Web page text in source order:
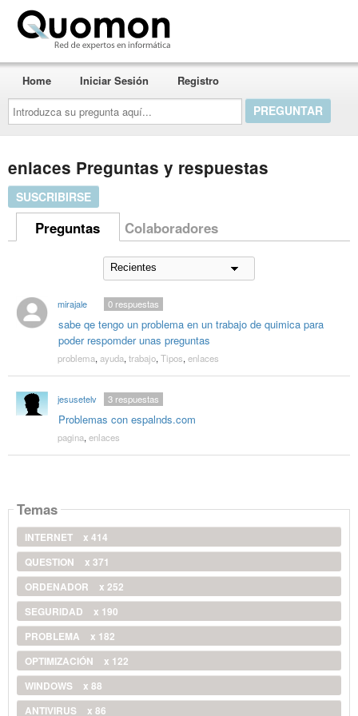
Introduzca
su
pregunta
aquí...
Home Iniciar Sesión Registro
enlaces Preguntas y respuestas
SUSCRIBIRSE
Preguntas Colaboradores
mirajale
sabe qe tengo un problema en un trabajo de quimica para
poder respomder unas preguntas
0respuestas
problema, ayuda, trabajo, Tipos, enlaces
jesusetelv
Problemas con espalnds.com
3respuestas
pagina, enlaces
Temas
INTERNET
x 414
QUESTION
x 371
ORDENADOR
x 252
SEGURIDAD
x 190
PROBLEMA
x 182
OPTIMIZACIÓN
x 122
WINDOWS
x 88
ANTIVIRUS
x 86